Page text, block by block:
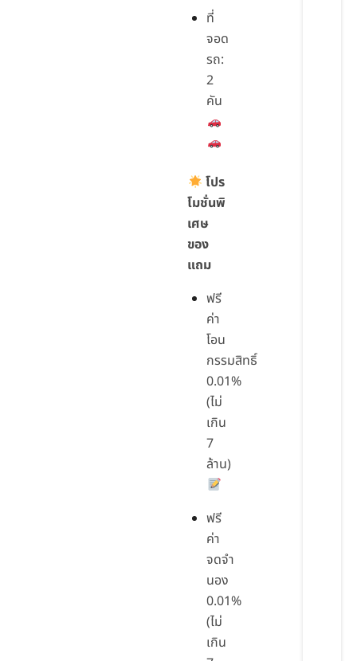
ที่
จอด
รถ:
2
คัน
โปร
โมชั่นพิ
เศษ
ของ
แถม
ฟรี
ค่า
โอน
กรรมสิทธิ์
0.01%
(ไม่
เกิน
7
ล้าน)
ฟรี
ค่า
จดจำ
นอง
0.01%
(ไม่
เกิน